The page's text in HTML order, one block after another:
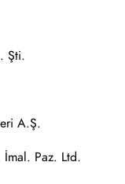
Şti.
A.Ş.
İmal. Paz. Ltd.